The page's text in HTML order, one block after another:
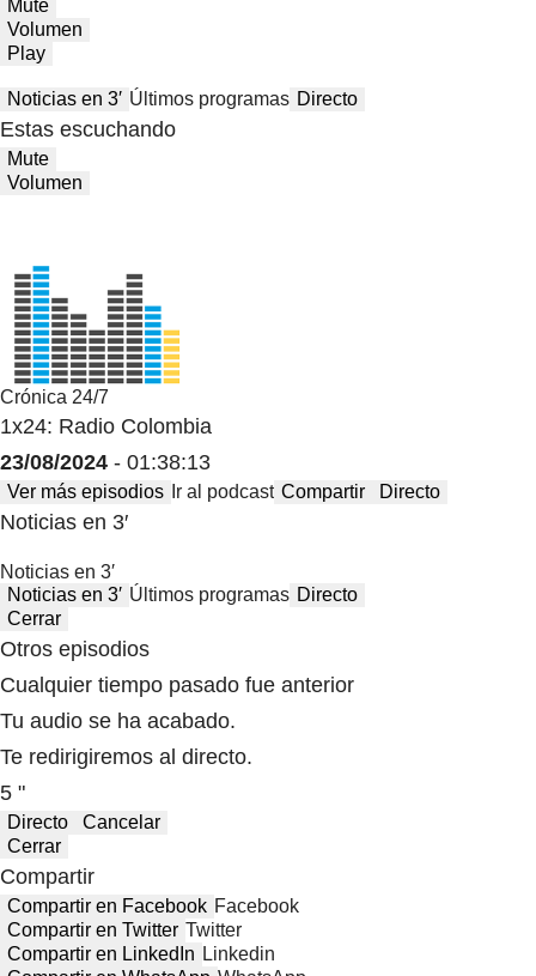
Mute
Volumen
Play
Noticias en 3′ Últimos programas Directo
Estas escuchando
Mute
Volumen
Crónica 24/7
1x24: Radio Colombia
23/08/2024 - 01:38:13
Ver más episodios Ir al podcast Compartir Directo
Noticias en 3′
Noticias en 3′
Noticias en 3′ Últimos programas Directo
Cerrar
Otros episodios
Cualquier tiempo pasado fue anterior
Tu audio se ha acabado.
Te redirigiremos al directo.
5 "
Directo
Cancelar
Cerrar
Compartir
Compartir en Facebook Facebook
Compartir en Twitter Twitter
Compartir en LinkedIn Linkedin